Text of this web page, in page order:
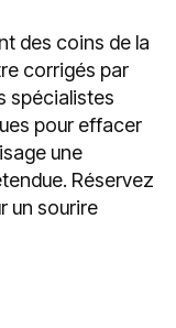
des coins de la
corrigés par
spécialistes
pour effacer
une
Réservez
un sourire